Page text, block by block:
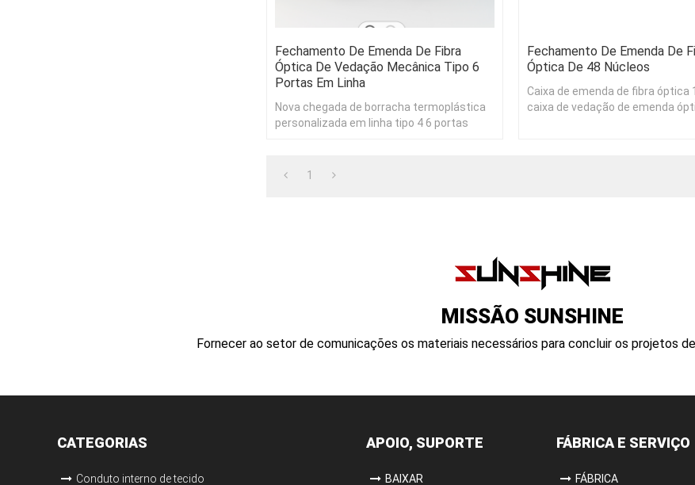
Fechamento De Emenda De Fibra
Óptica De Vedação Mecânica Tipo 6
Portas Em Linha
Nova chegada de borracha termoplástica
personalizada em linha tipo 4 6 portas
Fechamento De Emenda De
Óptica De 48 Núcleos
Caixa de emenda de fibra óptica
caixa de vedação de emenda
1
MISSÃO SUNSHINE
Fornecer ao setor de comunicações os materiais necessários para concluir os projetos
CATEGORIAS
Conduto interno de tecido
APOIO, SUPORTE
BAIXAR
FÁBRICA E SERVIÇO
FÁBRICA